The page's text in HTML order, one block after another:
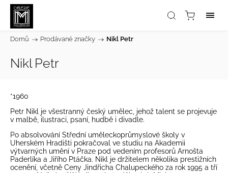
Domů / Prodávané značky / Nikl Petr
Nikl Petr
*1960
Petr Nikl je všestranný český umělec, jehož talent se projevuje
v malbě, ilustraci, psaní, hudbě i divadle.
Po absolvování Střední uměleckoprůmyslové školy v
Uherském Hradišti pokračoval ve studiu na Akademii
výtvarných umění v Praze pod vedením profesorů Arnošta
Paderlíka a Jiřího Ptáčka. Nikl je držitelem několika prestižních
ocenění, včetně Ceny Jindřicha Chalupeckého za rok 1995 a tří